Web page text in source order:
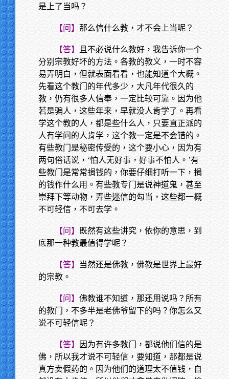
是上了当吗？
【问】 那么信什么教，才不会上当呢？
【答】
且不必说什么教好，我告诉你一个
分别宗教好坏的方法。各教的教义，一时不容
易弄明白，但就表面看看，也能知道个大概。
先看这个教门的年代多少，大凡年代很久的
教，仍有很多人信奉，一定比较可靠。因为他
若是骗人，这些年来，早就没人肯学了。再看
学这个教的人，都是些什么人，只要直正派的
人有学问的人肯学，这个教一定是不会错的。
有些教门是秘密传受的，这个要小心，因为有
两句俗话说，‘怕人无好事，好事不怕人。’有
些教门是常常捐钱的，你要仔细打听一下，捐
的钱作什么用。有些教专门是说神道鬼，甚至
崇拜下等动物，弄些迷信的勾当，这些都一概
不可轻信，不可去学。
【问】
既然有这些讲究，依你的意思，到
底那一种教最值得学呢？
【答】
当然还是佛教，佛教是世界上最好
的宗教。
【问】 佛教谁不知道，那还用说吗？所有
的教门，不多半是老佛爷留下的吗？你怎么又
说不可轻信呢？
【答】
因为有许多教门，都说他们信的是
佛，所以我才说不可轻信，要知道，那都是说
真方卖假药的。因为他们的道理太不值钱，自